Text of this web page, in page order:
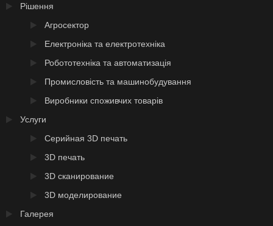
Рішення
Агросектор
Електроніка та електротехніка
Робототехніка та автоматизація
Промисловість та машинобудування
Виробники споживчих товарів
Услуги
Серийная 3D печать
3D печать
3D сканирование
3D моделирование
Галерея